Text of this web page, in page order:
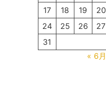
17
18 19 20
24
25 26 27
31
« 6月